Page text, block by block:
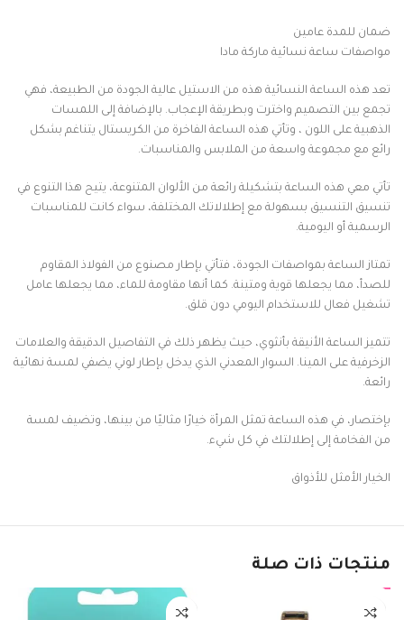
ضمان للمدة عامين
مواصفات ساعة نسائية ماركة مادا
تعد هذه الساعة النسائية هذه من الاستيل عالية الجودة من الطبيعة، فهي
تجمع بين التصميم واخترت وبطريقة الإعجاب. بالإضافة إلى اللمسات
الذهبية على اللون ، وتأتي هذه الساعة الفاخرة من الكريستال يتناغم بشكل
رائع مع مجموعة واسعة من الملابس والمناسبات.
تأتي معي هذه الساعة بتشكيلة رائعة من الألوان المتنوعة، يتيح هذا التنوع في
تنسيق التنسيق بسهولة مع إطلالاتك المختلفة، سواء كانت للمناسبات
الرسمية أو اليومية.
تمتاز الساعة بمواصفات الجودة، فتأتي بإطار مصنوع من الفولاذ المقاوم
للصدأ، مما يجعلها قوية ومتينة. كما أنها مقاومة للماء، مما يجعلها عامل
تشغيل فعال للاستخدام اليومي دون قلق.
تتميز الساعة الأنيقة بأنثوي، حيث يظهر ذلك في التفاصيل الدقيقة والعلامات
الزخرفية على المينا. السوار المعدني الذي يدخل بإطار لوني يضفي لمسة نهائية
رائعة.
بإختصار، في هذه الساعة تمثل المرأة خيارًا مثاليًا من بينها، وتضيف لمسة
من الفخامة إلى إطلالتك في كل شيء.
الخيار الأمثل للأذواق
منتجات ذات صلة